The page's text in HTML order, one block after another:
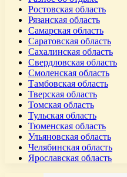
Ростовская область
Рязанская область
Самарская область
Саратовская область
Сахалинская область
Свердловская область
Смоленская область
Тамбовская область
Тверская область
Томская область
Тульская область
Тюменская область
Ульяновская область
Челябинская область
Ярославская область